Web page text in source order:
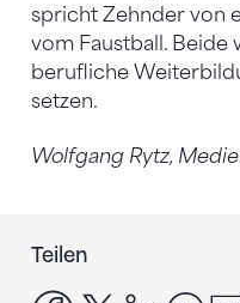
spricht Zehnder von
vom Faustball. Beide
berufliche
setzen.
Wolfgang Rytz,
Teilen